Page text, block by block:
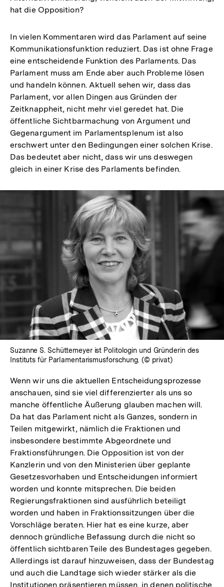
hat die Opposition?
In vielen Kommentaren wird das Parlament auf seine
Kommunikationsfunktion reduziert. Das ist ohne Frage
eine entscheidende Funktion des Parlaments. Das
Parlament muss am Ende aber auch Probleme lösen
und handeln können. Aktuell sehen wir, dass das
Parlament, vor allen Dingen aus Gründen der
Zeitknappheit, nicht mehr viel geredet hat. Die
öffentliche Sichtbarmachung von Argument und
Gegenargument im Parlamentsplenum ist also
erschwert unter den Bedingungen einer solchen Krise.
Das bedeutet aber nicht, dass wir uns deswegen
gleich in einer Krise des Parlaments befinden.
In
Lightbox
öffnen
Suzanne S. Schüttemeyer ist Politologin und Gründerin des
Instituts für Parlamentarismusforschung. (© privat)
Wenn wir uns die aktuellen Entscheidungsprozesse
anschauen, sind sie viel differenzierter als uns so
manche öffentliche Äußerung glauben machen will.
Da hat das Parlament nicht als Ganzes, sondern in
Teilen mitgewirkt, nämlich die Fraktionen und
insbesondere bestimmte Abgeordnete und
Fraktionsführungen. Die Opposition ist von der
Kanzlerin und von den Ministerien über geplante
Gesetzesvorhaben und Entscheidungen informiert
worden und konnte mitsprechen. Die beiden
Regierungsfraktionen sind ausführlich beteiligt
worden und haben in Fraktionssitzungen über die
Vorschläge beraten. Hier hat es eine kurze, aber
dennoch gründliche Befassung durch die nicht so
öffentlich sichtbaren Teile des Bundestages gegeben.
Allerdings ist darauf hinzuweisen, dass der Bundestag
und auch die Landtage sich wieder stärker als die
Institutionen präsentieren müssen, in denen politische